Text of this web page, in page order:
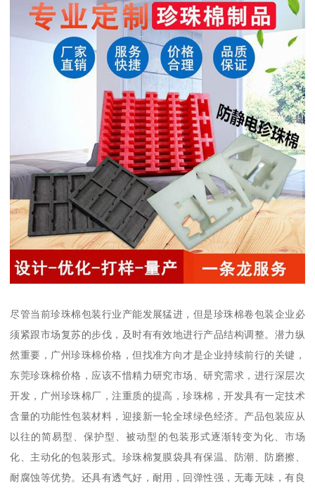
尽管当前珍珠棉包装行业产能发展猛进，但是珍珠棉卷包装企业必
须紧跟市场复苏的步伐，及时有有效地进行产品结构调整。潜力纵
然重要，广州珍珠棉价格，但找准方向才是企业持续前行的关键，
东莞珍珠棉价格，应该不惜精力研究市场、研究需求，进行深层次
开发，广州珍珠棉厂，注重质的提高，珍珠棉，开发具有一定技术
含量的功能性包装材料，迎接新一轮全球绿色经济。产品包装应从
以往的简易型、保护型、被动型的包装形式逐渐转变为化、市场
化、主动化的包装形式。珍珠棉复膜袋具有保温、防潮、防磨擦、
耐腐蚀等优势。还具有透气好，耐用，回弹性强，无毒无味，有良